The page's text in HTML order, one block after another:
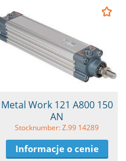
Metal Work 121 A800 150
AN
Stocknumber: Z.99 14289
Informacje o cenie